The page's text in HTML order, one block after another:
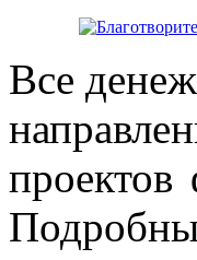
Все